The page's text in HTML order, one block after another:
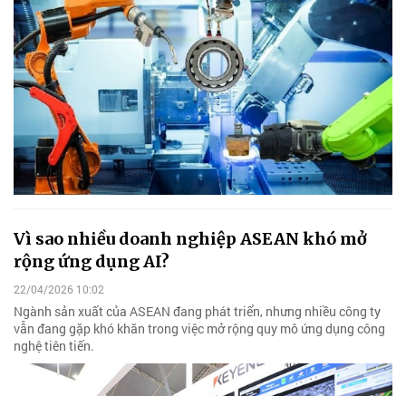
Vì sao nhiều doanh nghiệp ASEAN khó mở
rộng ứng dụng AI?
22/04/2026 10:02
Ngành sản xuất của ASEAN đang phát triển, nhưng nhiều công ty
vẫn đang gặp khó khăn trong việc mở rộng quy mô ứng dụng công
nghệ tiên tiến.